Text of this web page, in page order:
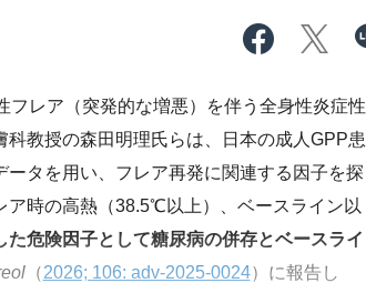
レア（突発的な増悪）を伴う全身性炎症性
教授の森田明理氏らは、日本の成人GPP患
タを用い、フレア再発に関連する因子を探
時の高熱（38.5℃以上）、ベースライン以
た危険因子として糖尿病の併存とベースライ
（2026; 106: adv-2025-0024）に報告し